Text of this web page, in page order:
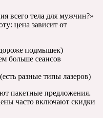
всего тела для мужчин?»
цена зависит от
подмышек)
больше сеансов
разные типы лазеров)
пакетные предложения.
часто включают скидки